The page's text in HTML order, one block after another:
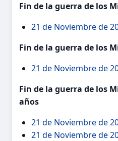
Fin de la guerra de los
21 de Noviembre de
Fin de la guerra de los
21 de Noviembre de
Fin de la guerra de los
años
21 de Noviembre de
21 de Noviembre de